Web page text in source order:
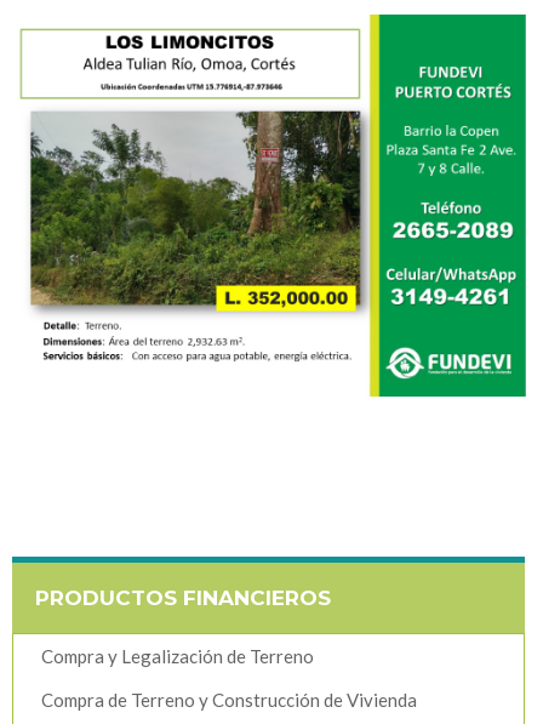
PRODUCTOS FINANCIEROS
Compra y Legalización de Terreno
Compra de Terreno y Construcción de Vivienda